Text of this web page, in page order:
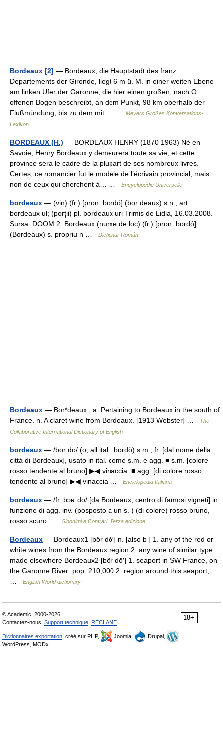
Bordeaux [2] — Bordeaux, die Hauptstadt des franz.
Departements der Gironde, liegt 6 m ü. M. in einer weiten Ebene
am linken Ufer der Garonne, die hier einen großen, nach O.
offenen Bogen beschreibt, an dem Punkt, 98 km oberhalb der
Flußmündung, bis zu dem mit… …
Meyers Großes Konversations-
Lexikon
BORDEAUX (H.) — BORDEAUX HENRY (1870 1963) Né en
Savoie, Henry Bordeaux y demeurera toute sa vie, et cette
province sera le cadre de la plupart de ses nombreux livres.
Certes, ce romancier fut le modèle de l’écrivain provincial, mais
non de ceux qui cherchent à… …
Encyclopédie Universelle
bordeaux — (vin) (fr.) [pron. bordó] (bor deaux) s.n., art.
bordeaux ul; (porţii) pl. bordeaux uri Trimis de Lidia, 16.03.2008.
Sursa: DOOM 2 Bordeaux (nume de loc) (fr.) [pron. bordó]
(Bordeaux) s. propriu n …
Dicționar Român
Bordeaux — Bor*deaux , a. Pertaining to Bordeaux in the south of
France. n. A claret wine from Bordeaux. [1913 Webster] …
The
Collaborative International Dictionary of English
bordeaux — /bor do/ (o, all ital., bordò) s.m., fr. [dal nome della
città di Bordeaux], usato in ital. come s.m. e agg. ■ s.m. [colore
rosso tendente al bruno] ▶◀ vinaccia. ■ agg. [di colore rosso
tendente al bruno] ▶◀ vinaccia …
Enciclopedia Italiana
bordeaux — /fr. bɔʀˈdo/ [da Bordeaux, centro di famosi vigneti] in
funzione di agg. inv. (posposto a un s. ) (di colore) rosso bruno,
rosso scuro …
Sinonimi e Contrari. Terza edizione
Bordeaux — Bordeaux1 [bôr dō′] n. [also b ] 1. any of the red or
white wines from the Bordeaux region 2. any wine of similar type
made elsewhere Bordeaux2 [bôr dō′] 1. seaport in SW France, on
the Garonne River: pop. 210,000 2. region around this seaport,…
English World dictionary
18+
© Academic, 2000-2026
Contactez-nous: Support technique RÉCLAME
Dictionnaires exportation , créé sur PHP, Joomla,
Drupal,
WordPress, MODx.